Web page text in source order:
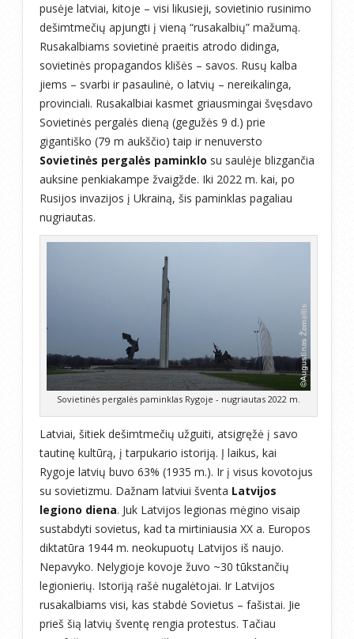
pusėje latviai, kitoje – visi likusieji, sovietinio rusinimo
dešimtmečių apjungti į vieną “rusakalbių” mažumą.
Rusakalbiams sovietinė praeitis atrodo didinga,
sovietinės propagandos klišės – savos. Rusų kalba
jiems – svarbi ir pasaulinė, o latvių – nereikalinga,
provinciali. Rusakalbiai kasmet griausmingai švęsdavo
Sovietinės pergalės dieną (gegužės 9 d.) prie
gigantiško (79 m aukščio) taip ir nenuversto
Sovietinės pergalės paminklo su saulėje blizgančia
auksine penkiakampe žvaigžde. Iki 2022 m. kai, po
Rusijos invazijos į Ukrainą, šis paminklas pagaliau
nugriautas.
Sovietinės pergalės paminklas Rygoje - nugriautas 2022 m.
Latviai, šitiek dešimtmečių užguiti, atsigręžė į savo
tautinę kultūrą, į tarpukario istoriją. Į laikus, kai
Rygoje latvių buvo 63% (1935 m.). Ir į visus kovotojus
su sovietizmu. Dažnam latviui šventa Latvijos
legiono diena. Juk Latvijos legionas mėgino visaip
sustabdyti sovietus, kad ta mirtiniausia XX a. Europos
diktatūra 1944 m. neokupuotų Latvijos iš naujo.
Nepavyko. Nelygioje kovoje žuvo ~30 tūkstančių
legionierių. Istoriją rašė nugalėtojai. Ir Latvijos
rusakalbiams visi, kas stabdė Sovietus – fašistai. Jie
prieš šią latvių šventę rengia protestus. Tačiau